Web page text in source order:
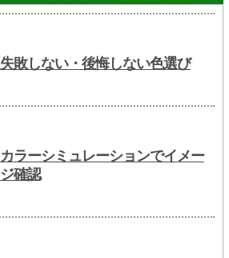
失敗しない・後悔しない色選び
カラーシミュレーションでイメー
ジ確認